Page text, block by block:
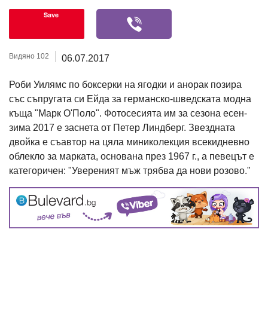
Save
Видяно 102 06.07.2017
Роби Уилямс по боксерки на ягодки и анорак позира
със съпругата си Ейда за германско-шведската модна
къща "Марк О'Поло". Фотосесията им за сезона есен-
зима 2017 е заснета от Петер Линдберг. Звездната
двойка е съавтор на цяла миниколекция всекидневно
облекло за марката, основана през 1967 г., а певецът е
категоричен: "Увереният мъж трябва да нови розово."